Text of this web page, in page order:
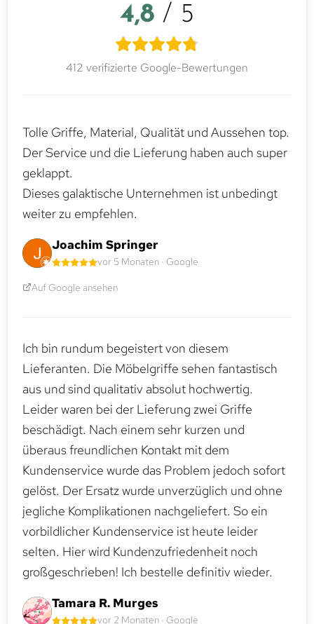
4,8 / 5
412 verifizierte Google-Bewertungen
Tolle Griffe, Material, Qualität und Aussehen top.
Der Service und die Lieferung haben auch super
geklappt.
Dieses galaktische Unternehmen ist unbedingt
weiter zu empfehlen.
Joachim Springer
vor 5 Monaten · Google
Auf Google ansehen
Ich bin rundum begeistert von diesem
Lieferanten. Die Möbelgriffe sehen fantastisch
aus und sind qualitativ absolut hochwertig.
Leider waren bei der Lieferung zwei Griffe
beschädigt. Nach einem sehr kurzen und
überaus freundlichen Kontakt mit dem
Kundenservice wurde das Problem jedoch sofort
gelöst. Der Ersatz wurde unverzüglich und ohne
jegliche Komplikationen nachgeliefert. So ein
vorbildlicher Kundenservice ist heute leider
selten. Hier wird Kundenzufriedenheit noch
großgeschrieben! Ich bestelle definitiv wieder.
Tamara R. Murges
vor 2 Monaten · Google